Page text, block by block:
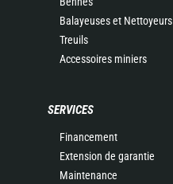
Balayeuses et Nettoyeurs
Treuils
Accessoires miniers
SERVICES
Financement
Extension de garantie
Maintenance